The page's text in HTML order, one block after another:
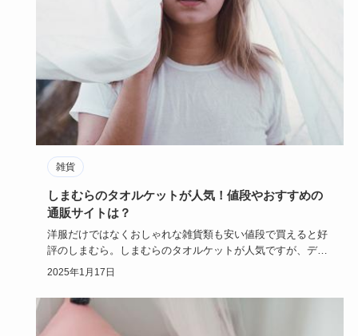
雑貨
しまむらのタオルケットが人気！値段やおすすめの
通販サイトは？
洋服だけではなくおしゃれな雑貨類も安い値段で買えると好
評のしまむら。しまむらのタオルケットが人気ですが、ディ
ズニーキャラク…
2025年1月17日